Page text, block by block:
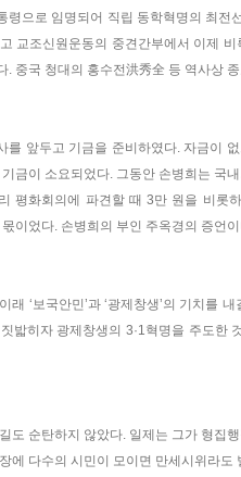
령으로 임명되어 직립 동학혁명의 최
교조신원운동의 중견간부에서 이제
. 중국 청대의 홍수전洪秀全 등 역사상
를 앞두고 기금을 준비하였다. 자금이
금이 소요되었다. 그동안 손병희는 국
평화회의에 파견할 때 3만 원을 비롯
몫이었다. 손병희의 부인 주옥경의 증언
래 ‘보국안민’과 ‘광제창생’의 기치를
밟히자 광제창생의 3·1혁명을 주도한
도 순탄하지 않았다. 일제는 그가 형집
에 다수의 시민이 모이면 만세시위라도